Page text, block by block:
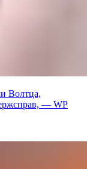
Волтца,
— WP